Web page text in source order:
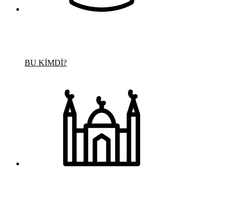
BU KİMDİ?